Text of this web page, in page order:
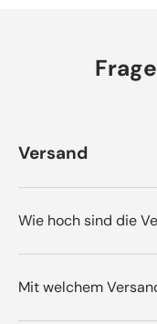
Versand
Wie hoch sind die
Mit welchem